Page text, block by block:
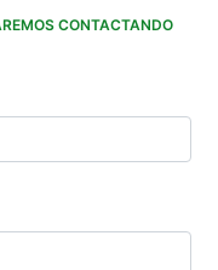
CONTACTANDO